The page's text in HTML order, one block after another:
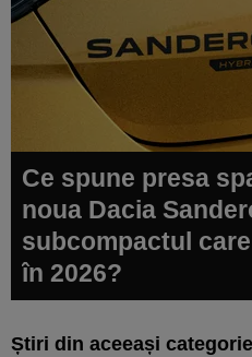
Ce spune presa
noua Dacia
subcompactul
în 2026?
Știri din aceeași categorie